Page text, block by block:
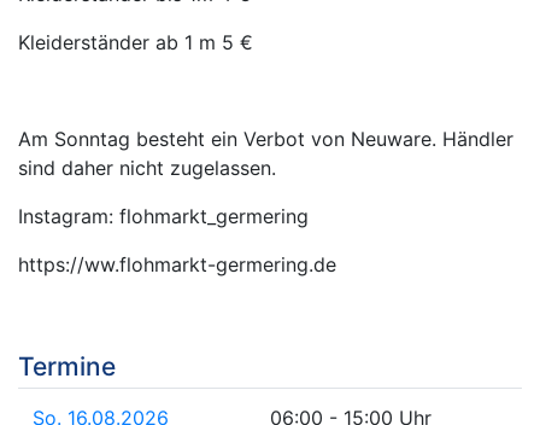
Kleiderständer ab 1 m 5 €
Am Sonntag besteht ein Verbot von Neuware. Händler
sind daher nicht zugelassen.
Instagram: flohmarkt_germering
https://ww.flohmarkt-germering.de
Termine
So. 16.08.2026 06:00 - 15:00 Uhr